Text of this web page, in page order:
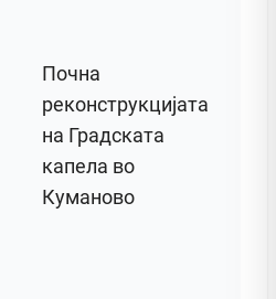
Почна
реконструкцијата
на Градската
капела во
Куманово